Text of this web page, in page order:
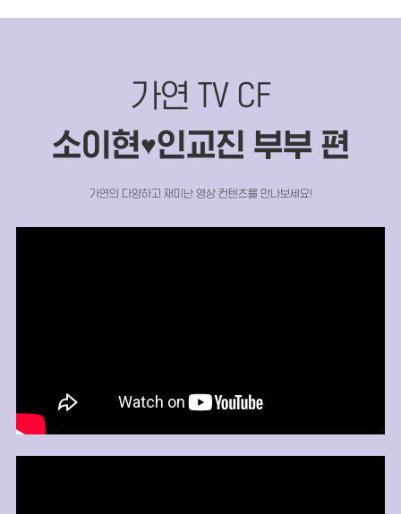
가연 TV CF
소이현♥인교진 부부 편
가연의 다양하고 재미난 영상 컨텐츠를 만나보세요!